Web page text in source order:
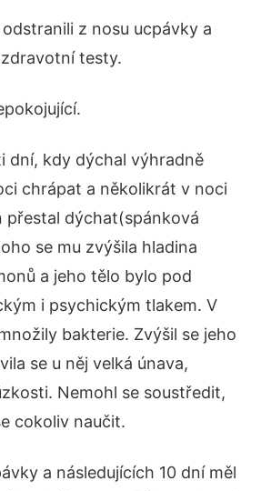
z nosu ucpávky a
testy.
dní, kdy dýchal výhradně
chrápat a několikrát v noci
přestal dýchat(spánková
se mu zvýšila hladina
a jeho tělo bylo pod
i psychickým tlakem. V
bakterie. Zvýšil se jeho
se u něj velká únava,
Nemohl se soustředit,
cokoliv naučit.
a následujících 10 dní měl